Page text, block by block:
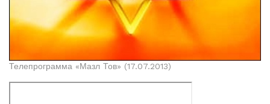
Телепрограмма «Мазл Тов» (17.07.2013)